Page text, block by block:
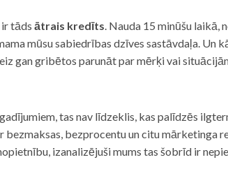
tāds ātrais kredīts. Nauda 15 minūšu laikā,
mūsu sabiedrības dzīves sastāvdaļa. Un
gan gribētos parunāt par mērķi vai
tas nav līdzeklis, kas palīdzēs
bezprocentu un citu mārketinga
izanalizējuši mums tas šobrīd ir